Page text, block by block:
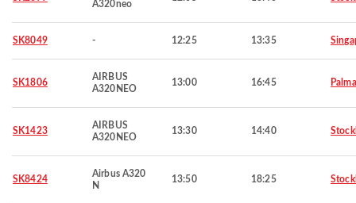
A320neo
SK8049 - 12:25 13:35
SK1806
AIRBUS
A320NEO
13:00 16:45
SK1423
AIRBUS
A320NEO
13:30 14:40
SK8424
Airbus A320
N
13:50 18:25